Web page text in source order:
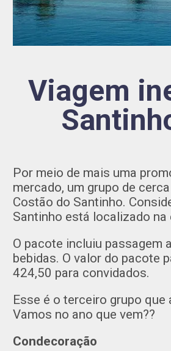
Viagem
Por meio de mais uma
mercado, um grupo de
Costão do Santinho.
Santinho está localizado
O pacote incluiu passagem
bebidas. O valor do pacote
424,50 para convidados.
Esse é o terceiro grupo
Vamos no ano que vem??
Condecoração